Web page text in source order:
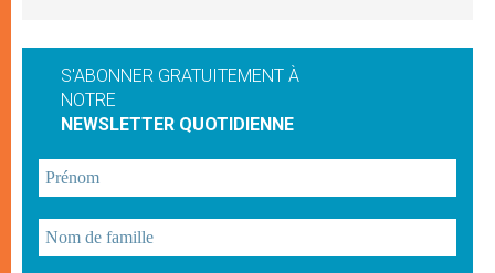
S'ABONNER GRATUITEMENT À
NOTRE
NEWSLETTER QUOTIDIENNE